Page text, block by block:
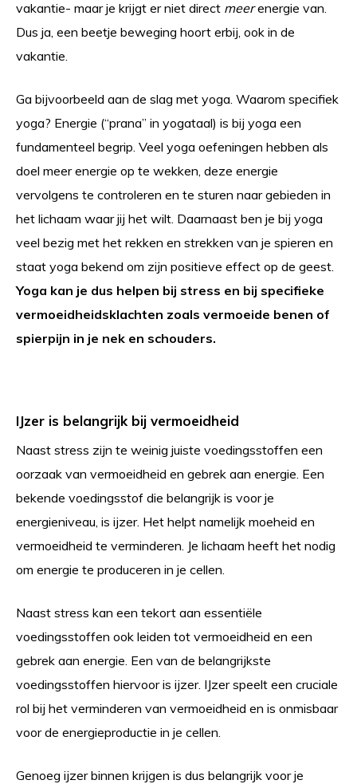
vakantie- maar je krijgt er niet direct meerenergie van.
Dus ja, een beetje beweging hoort erbij, ook in de
vakantie.
Ga bijvoorbeeld aan de slag met yoga. Waarom specifiek
yoga? Energie (“prana” in yogataal) is bij yoga een
fundamenteel begrip. Veel yoga oefeningen hebben als
doel meer energie op te wekken, deze energie
vervolgens te controleren en te sturen naar gebieden in
het lichaam waar jij het wilt. Daarnaast ben je bij yoga
veel bezig met het rekken en strekken van je spieren en
staat yoga bekend om zijn positieve effect op de geest.
Yoga kan je dus helpen bij stress en bij specifieke
vermoeidheidsklachten zoals vermoeide benen of
spierpijn in je nek en schouders.
IJzer is belangrijk bij vermoeidheid
Naast stress zijn te weinig juiste voedingsstoffen een
oorzaak van vermoeidheid en gebrek aan energie. Een
bekende voedingsstof die belangrijk is voor je
energieniveau, is ijzer. Het helpt namelijk moeheid en
vermoeidheid te verminderen. Je lichaam heeft het nodig
om energie te produceren in je cellen.
Naast stress kan een tekort aan essentiële
voedingsstoffen ook leiden tot vermoeidheid en een
gebrek aan energie. Een van de belangrijkste
voedingsstoffen hiervoor is ijzer. IJzer speelt een cruciale
rol bij het verminderen van vermoeidheid en is onmisbaar
voor de energieproductie in je cellen.
Genoeg ijzer binnen krijgen is dus belangrijk voor je